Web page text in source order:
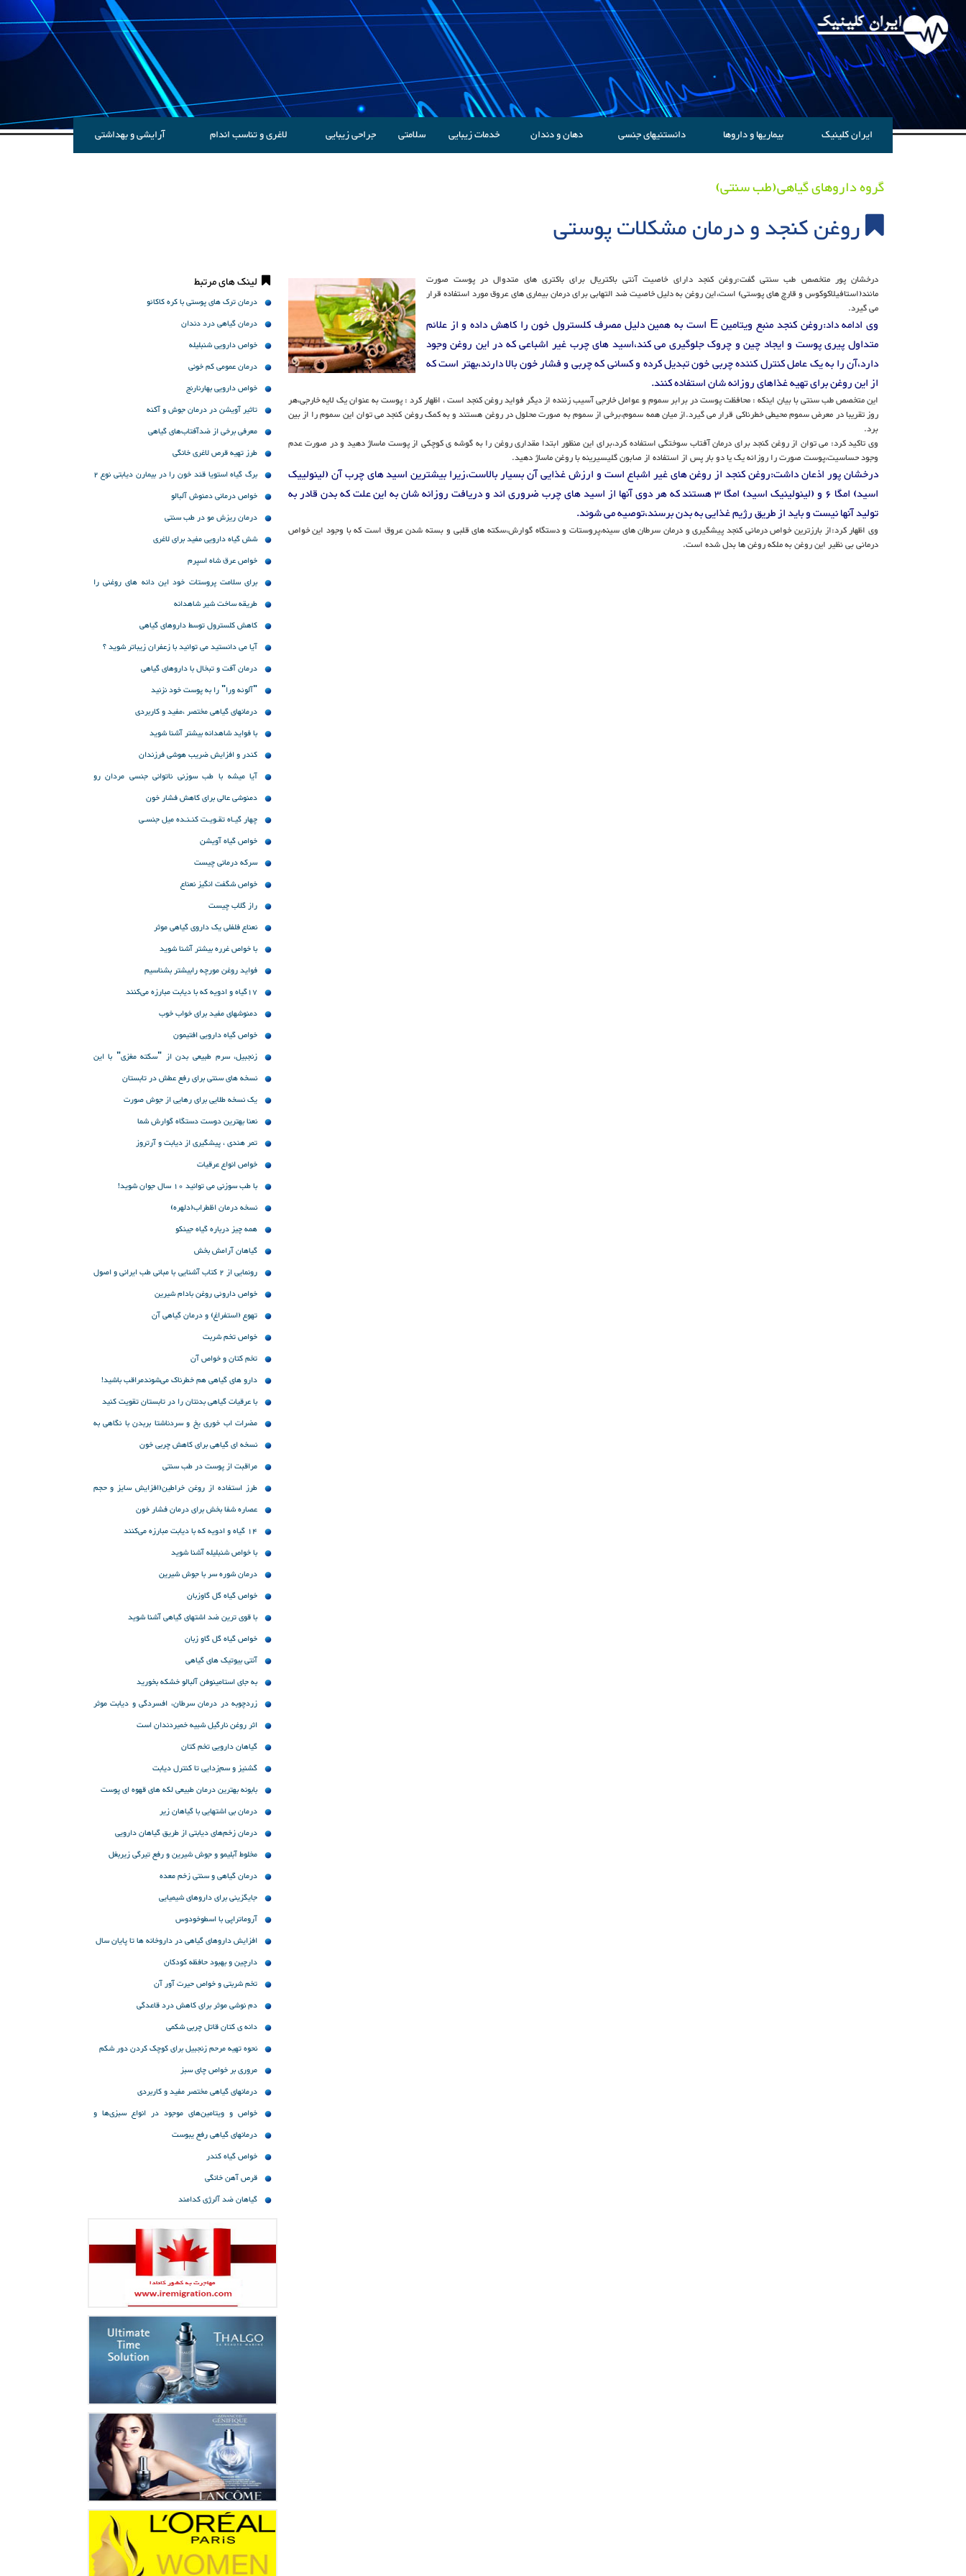
ایران کلینیک بیماریها و داروها دانستنیهای جنسی دهان و دندان خدمات زیبایی سلامتی جراحی زیبایی لاغری و تناسب اندام آرایشی و بهداشتی
گروه داروهای گیاهی(طب سنتی)
روغن کنجد و درمان مشکلات پوستی
درخشان پور متخصص طب سنتی گفت:روغن کنجد دارای خاصیت آنتی باکتریال برای باکتری های متدوال در پوست صورت
مانند(استافیلاکوکوس و قارچ های پوستی) است،این روغن به دلیل خاصیت ضد التهابی برای درمان بیماری های عروق مورد استفاده قرار
می گیرد.
وی ادامه داد:روغن کنجد منبع ویتامین E است به همین دلیل مصرف کلسترول خون را کاهش داده و از علائم
متداول پیری پوست و ایجاد چین و چروک جلوگیری می کند،اسید های چرب غیر اشباعی که در این روغن وجود
دارد،آن را به یک عامل کنترل کننده چربی خون تبدیل کرده و کسانی که چربی و فشار خون بالا دارند،بهتر است که
از این روغن برای تهیه غذاهای روزانه شان استفاده کنند.
این متخصص طب سنتی با بیان اینکه : محافظت پوست در برابر سموم و عوامل خارجی آسیب زننده از دیگر فواید روغن کنجد است ، اظهار کرد : پوست به عنوان یک لایه خارجی،هر
روز تقریبا در معرض سموم محیطی خطرناکی قرار می گیرد.از میان همه سموم،برخی از سموم به صورت محلول در روغن هستند و به کمک روغن کنجد می توان این سموم را از بین
برد.
وی تاکید کرد: می توان از روغن کنجد برای درمان آفتاب سوختگی استفاده کرد،برای این منظور ابتدا مقداری روغن را به گوشه ی کوچکی از پوست ماساژ دهید و در صورت عدم
وجود حساسیت،پوست صورت را روزانه یک یا دو بار پس از استفاده از صابون گلیسیرینه با روغن ماساژ دهید.
درخشان پور اذعان داشت:روغن کنجد از روغن های غیر اشباع است و ارزش غذایی آن بسیار بالاست،زیرا بیشترین اسید های چرب آن (لینولییک
اسید) امگا 6 و (لینولینیک اسید) امگا 3 هستند که هر دوی آنها از اسید های چرب ضروری اند و دریافت روزانه شان به این علت که بدن قادر به
تولید آنها نیست و باید از طریق رژیم غذایی به بدن برسند،توصیه می شوند.
وی اظهار کرد:از بارزترین خواص درمانی کنجد پیشگیری و درمان سرطان های سینه،پروستات و دستگاه گوارش،سکته های قلبی و بسته شدن عروق است که با وجود این خواص
درمانی بی نظیر این روغن به ملکه روغن ها بدل شده است.
لینک های مرتبط
درمان ترک های پوستی با کره کاکائو
درمان گیاهی درد دندان
خواص دارویی شنبلیله
درمان عمومی کم خونی
خواص دارویی بهارنارنج
تاثیر آویشن در درمان جوش و آکنه
معرفی برخی از ضدآفتاب‌های گیاهی
طرز تهیه قرص لاغری خانگی
برگ گیاه استویا قند خون را در بیمارن دیابتی نوع 2
کاهش می دهد
خواص درمانی دمنوش آلبالو
درمان ریزش مو در طب سنتی
شش گیاه دارویی مفید برای لاغری
خواص عرق شاه اسپرم
برای سلامت پروستات خود این دانه های روغنی را
بخورید!
طریقه ساخت شیر شاهدانه
کاهش کلسترول توسط داروهای گیاهی
آیا می دانستید می توانید با زعفران زیباتر شوید ؟
درمان آفت و تبخال با داروهای گیاهی
"آلوئه ورا" را به پوست خود نزنید
درمانهای گیاهی مختصر ،مفید و کاربردی
با فواید شاهدانه بیشتر آشنا شوید
کندر و افزایش ضریب هوشی فرزندان
آیا میشه با طب سوزنی ناتوانی جنسی مردان رو
درمان کرد
دمنوشی عالی برای کاهش فشار خون
چهار گیـاه تقـویـت کنـنـده میل جنسـی
خواص گیاه آویشن
سرکه درمانی چیست
خواص شگفت انگیز نعناع
راز گلاب چیست
نعناع فلفلی یک داروی گیاهی موثر
با خواص غرره بیشتر آشنا شوید
فواید روغن مورچه رابیشتر بشناسیم
17گیاه و ادویه‌ که با دیابت مبارزه می‌کنند
دمنوشهای مفید برای خواب خوب
خواص گیاه دارویی افتیمون
زنجبیل، سرم طبیعی بدن از "سکته مغزی" با این
دمنوش پیشگیری کنید
نسخه های سنتی برای رفع عطش در تابستان
یک نسخه طلایی برای رهایی از جوش صورت
نعنا بهترین دوست دستگاه گوارش شما
تمر هندی ، پیشگیری از دیابت و آرتروز
خواص انواع عرقیات
با طب سوزنی می توانید 10 سال جوان شوید!
نسخه درمان اظطراب(دلهره)
همه چیز درباره گیاه جینکو
گیاهان آرامش بخش
رونمایی از 2 کتاب آشنایی با مبانی طب ایرانی و اصول
سالم زیستن
خواص داروئی روغن بادام شیرین
تهوع (استفراغ) و درمان گیاهی آن
خواص تخم شربت
تخم کتان و خواص آن
دارو های گیاهی هم خطرناک می‌شوندمراقب باشید!
با عرقیات گیاهی بدنتان را در تابستان تقویت کنید
مضرات اب خوری یخ و سردناشتا بربدن با نگاهی به
طب سنتی
نسخه ای گیاهی برای کاهش چربی خون
مراقبت از پوست در طب سنتی
طرز استفاده از روغن خراطین(افزایش سایز و حجم
اندام بدن و چاقی صورت)
عصاره شفا بخش برای درمان فشار خون
14 گیاه و ادویه‌ که با دیابت مبارزه می‌کنند
با خواص شنبلیله آشنا شوید
درمان شوره سر با جوش شیرین
خواص گیاه گل گاوزبان
با قوی ترین ضد اشتهای گیاهی آشنا شوید
خواص گیاه گل گاو زبان
آنتی بیوتیک های گیاهی
به جای استامینوفن آلبالو خشکه بخورید
زردچوبه در درمان سرطان، افسردگی و دیابت موثر
است
اثر روغن نارگیل شبیه خمیردندان است
گیاهان دارویی تخم کتان
گشنیز و سم‌زدایی تا کنترل دیابت
بابونه بهترین درمان طبیعی لکه های قهوه ای پوست
درمان بی اشتهایی با گیاهان زیر
درمان زخم‌های دیابتی از طریق گیاهان دارویی
مخلوط آبلیمو و جوش شیرین و رفع تیرگی زیربغل
درمان گیاهی و سنتی زخم معده
جایگزینی برای داروهای شیمیایی
آروماتراپی با اسطوخودوس
افزایش داروهای گیاهی در داروخانه ها تا پایان سال
دارچین و بهبود حافظه کودکان
تخم شربتى و خواص حیرت آور آن
دم نوشی موثر برای کاهش درد قاعدگی
دانه ی کتان قاتل چربی شکمی
نحوه تهیه مرحم زنجبیل برای کوچک کردن دور شکم
مروری بر خواص چای ‌سبز
درمانهای گیاهی مختصر مفید و کاربردی
خواص و ویتامین‌های موجود در انواع سبزی‌ها و
میوه‌ها
درمانهای گیاهی رفع یبوست
خواص گیاه کندر
قرص آهن خانگی
گیاهان ضد آلرژی کدامند